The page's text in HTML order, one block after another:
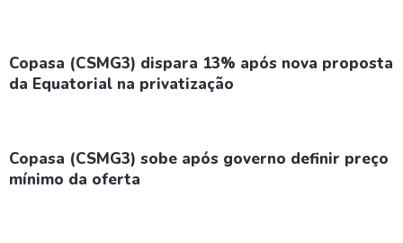
Copasa (CSMG3) dispara 13% após nova proposta
da Equatorial na privatização
Copasa (CSMG3) sobe após governo definir preço
mínimo da oferta